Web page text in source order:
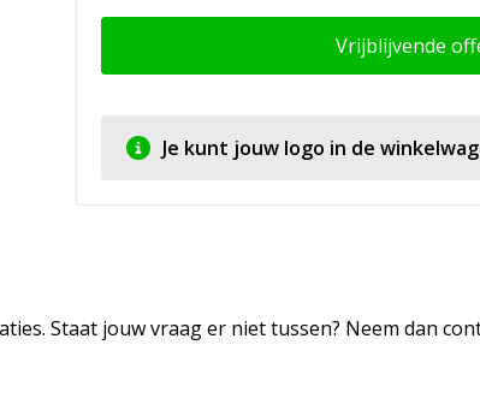
Vrijblijvende
Je kunt jouw logo in de
Staat jouw vraag er niet tussen? Neem dan